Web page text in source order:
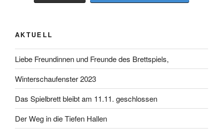
AKTUELL
Liebe Freundinnen und Freunde des Brettspiels,
Winterschaufenster 2023
Das Spielbrett bleibt am 11.11. geschlossen
Der Weg in die Tiefen Hallen